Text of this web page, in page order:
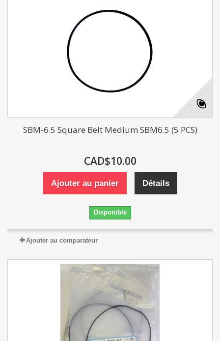
SBM-6.5 Square Belt Medium SBM6.5 (5 PCS)
CAD$10.00
Ajouter au panier Détails
Disponible
Ajouter au comparateur